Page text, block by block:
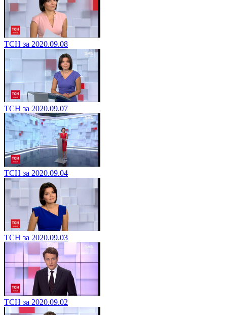
ТСН за 2020.09.08
ТСН за 2020.09.07
ТСН за 2020.09.04
ТСН за 2020.09.03
ТСН за 2020.09.02